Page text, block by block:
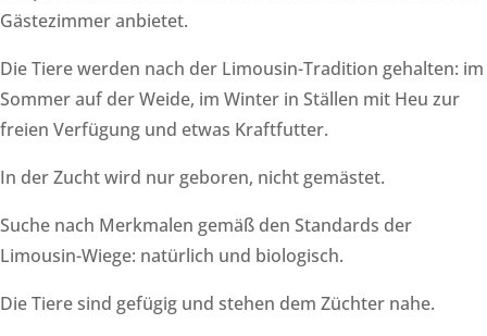
Gästezimmer anbietet.
Die Tiere werden nach der Limousin-Tradition gehalten: im
Sommer auf der Weide, im Winter in Ställen mit Heu zur
freien Verfügung und etwas Kraftfutter.
In der Zucht wird nur geboren, nicht gemästet.
Suche nach Merkmalen gemäß den Standards der
Limousin-Wiege: natürlich und biologisch.
Die Tiere sind gefügig und stehen dem Züchter nahe.